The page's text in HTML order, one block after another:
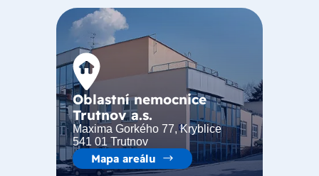
Oblastní nemocnice
Trutnov a.s.
Maxima Gorkého 77, Kryblice
541 01 Trutnov
Mapa areálu